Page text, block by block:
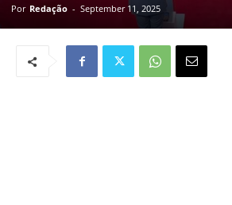
Por Redação - September 11, 2025